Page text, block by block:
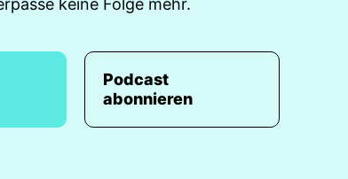
keine Folge mehr.
Podcast
abonnieren